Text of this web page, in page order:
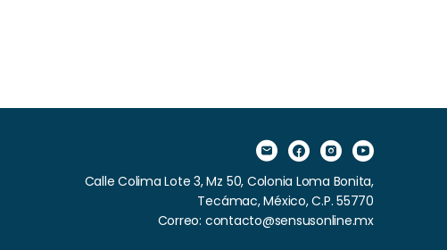
Calle Colima Lote 3, Mz 50, Colonia Loma Bonita,
Tecámac, México, C.P. 55770
Correo: contacto@sensusonline.mx